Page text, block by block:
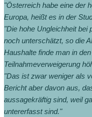
"Österreich habe eine der
Europa, heißt es in der
"Die hohe Ungleichheit bei
noch unterschätzt, so die
Haushalte finde man in
Teilnahmeverweigerung
"Das ist zwar weniger als
Bericht aber davon aus,
aussagekräftig sind, weil
untererfasst sind."